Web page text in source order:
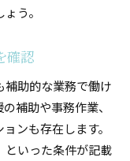
う。
確認
助的な業務で働け
補助や事務作業、
ンも存在します。
といった条件が記載